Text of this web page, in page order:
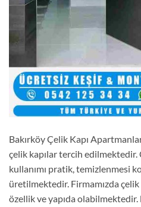
Bakırköy Çelik Kapı
çelik kapılar tercih edilmektedir.
kullanımı pratik, temizlenmesi
üretilmektedir. Firmamızda
özellik ve yapıda olabilmektedir.